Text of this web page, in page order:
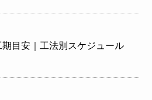
目安｜工法別スケジュール